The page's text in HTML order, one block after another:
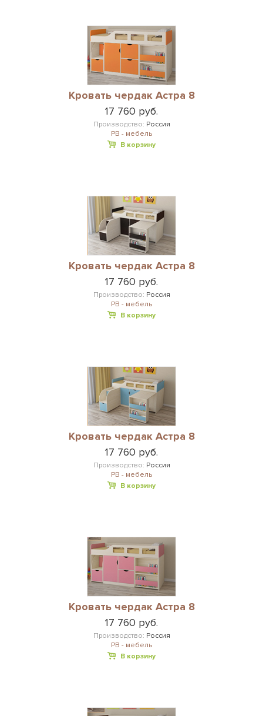
Кровать чердак Астра 8
17 760 руб.
Производство: Россия
РВ - мебель
В корзину
Кровать чердак Астра 8
17 760 руб.
Производство: Россия
РВ - мебель
В корзину
Кровать чердак Астра 8
17 760 руб.
Производство: Россия
РВ - мебель
В корзину
Кровать чердак Астра 8
17 760 руб.
Производство: Россия
РВ - мебель
В корзину